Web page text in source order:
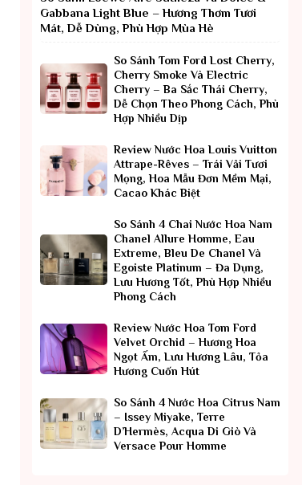
Gabbana Light Blue – Hương Thơm Tươi
Mát, Dễ Dùng, Phù Hợp Mùa Hè
So Sánh Tom Ford Lost Cherry,
Cherry Smoke Và Electric
Cherry – Ba Sắc Thái Cherry,
Dễ Chọn Theo Phong Cách, Phù
Hợp Nhiều Dịp
Review Nước Hoa Louis Vuitton
Attrape-Rêves – Trái Vải Tươi
Mọng, Hoa Mẫu Đơn Mềm Mại,
Cacao Khác Biệt
So Sánh 4 Chai Nước Hoa Nam
Chanel Allure Homme, Eau
Extreme, Bleu De Chanel Và
Egoiste Platinum – Đa Dụng,
Lưu Hương Tốt, Phù Hợp Nhiều
Phong Cách
Review Nước Hoa Tom Ford
Velvet Orchid – Hương Hoa
Ngọt Ấm, Lưu Hương Lâu, Tỏa
Hương Cuốn Hút
So Sánh 4 Nước Hoa Citrus Nam
– Issey Miyake, Terre
D’Hermès, Acqua Di Giò Và
Versace Pour Homme